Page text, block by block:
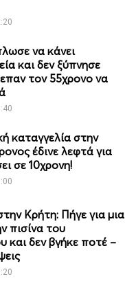
να κάνει
και δεν ξύπνησε
τον 55χρονο να
καταγγελία στην
έδινε λεφτά για
σε 10χρονη!
Κρήτη: Πήγε για μια
πισίνα του
και δεν βγήκε ποτέ –